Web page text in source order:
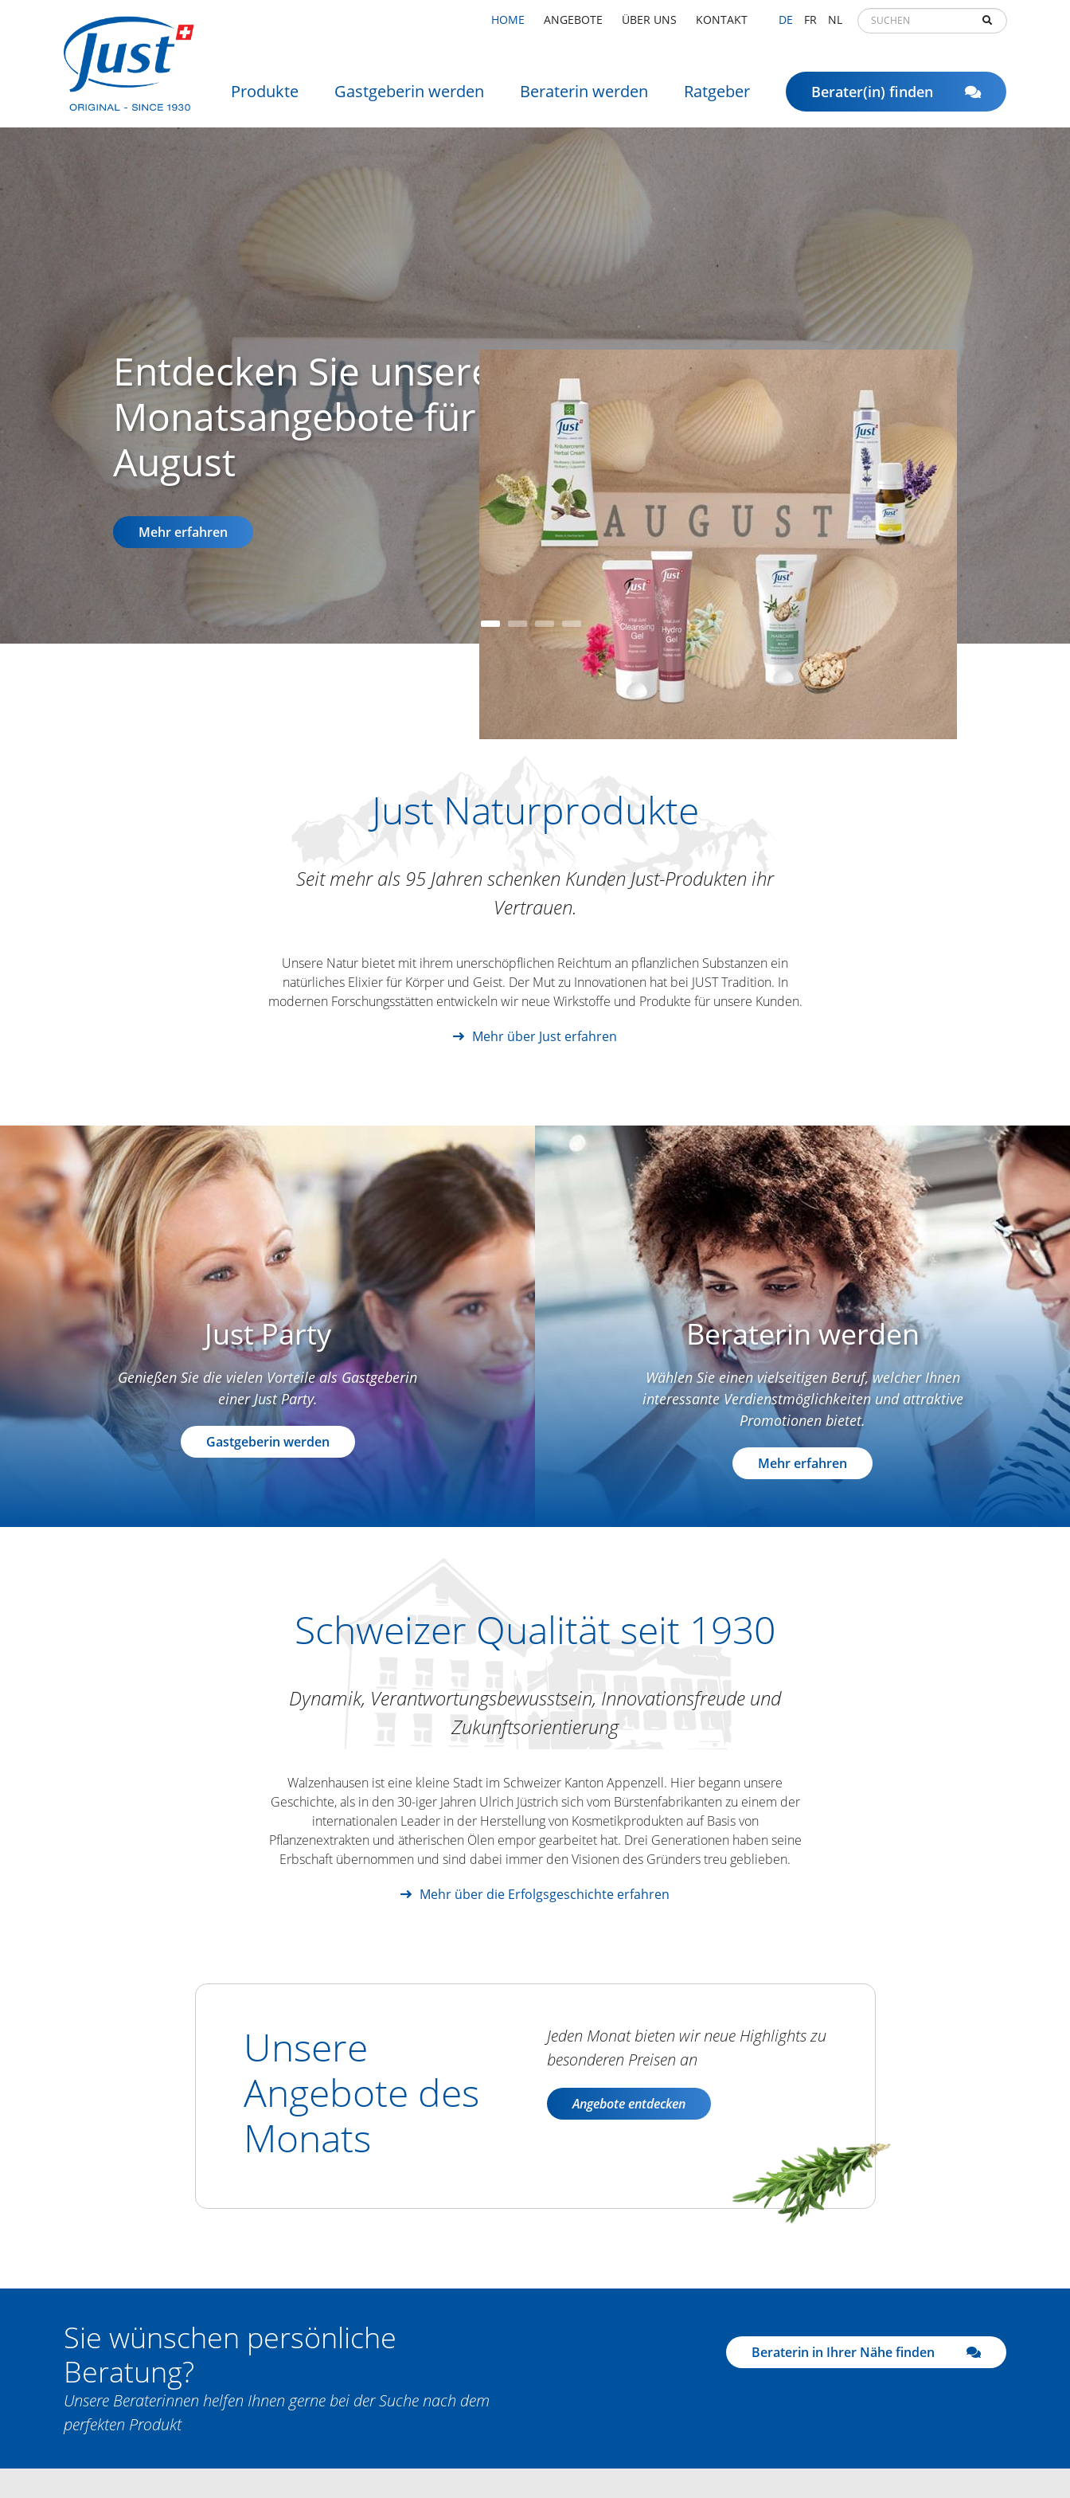
HOME ANGEBOTE ÜBER UNS KONTAKT DE FR NL
Produkte Gastgeberin werden Beraterin werden Ratgeber Berater(in) finden
Entdecken Sie unsere
Monatsangebote für
August
Mehr erfahren
Just Naturprodukte
Seit mehr als 95 Jahren schenken Kunden Just-Produkten ihr
Vertrauen.
Unsere Natur bietet mit ihrem unerschöpflichen Reichtum an pflanzlichen Substanzen ein
natürliches Elixier für Körper und Geist. Der Mut zu Innovationen hat bei JUST Tradition. In
modernen Forschungsstätten entwickeln wir neue Wirkstoffe und Produkte für unsere Kunden.
Mehr über Just erfahren
Just Party
Genießen Sie die vielen Vorteile als Gastgeberin
einer Just Party.
Gastgeberin werden
Beraterin werden
Wählen Sie einen vielseitigen Beruf, welcher Ihnen
interessante Verdienstmöglichkeiten und attraktive
Promotionen bietet.
Mehr erfahren
Schweizer Qualität seit 1930
Dynamik, Verantwortungsbewusstsein, Innovationsfreude und
Zukunftsorientierung
Walzenhausen ist eine kleine Stadt im Schweizer Kanton Appenzell. Hier begann unsere
Geschichte, als in den 30-iger Jahren Ulrich Jüstrich sich vom Bürstenfabrikanten zu einem der
internationalen Leader in der Herstellung von Kosmetikprodukten auf Basis von
Pflanzenextrakten und ätherischen Ölen empor gearbeitet hat. Drei Generationen haben seine
Erbschaft übernommen und sind dabei immer den Visionen des Gründers treu geblieben.
Mehr über die Erfolgsgeschichte erfahren
Unsere
Angebote des
Monats
Jeden Monat bieten wir neue Highlights zu
besonderen Preisen an
Angebote entdecken
Sie wünschen persönliche
Beratung?
Unsere Beraterinnen helfen Ihnen gerne bei der Suche nach dem
perfekten Produkt
Beraterin in Ihrer Nähe finden